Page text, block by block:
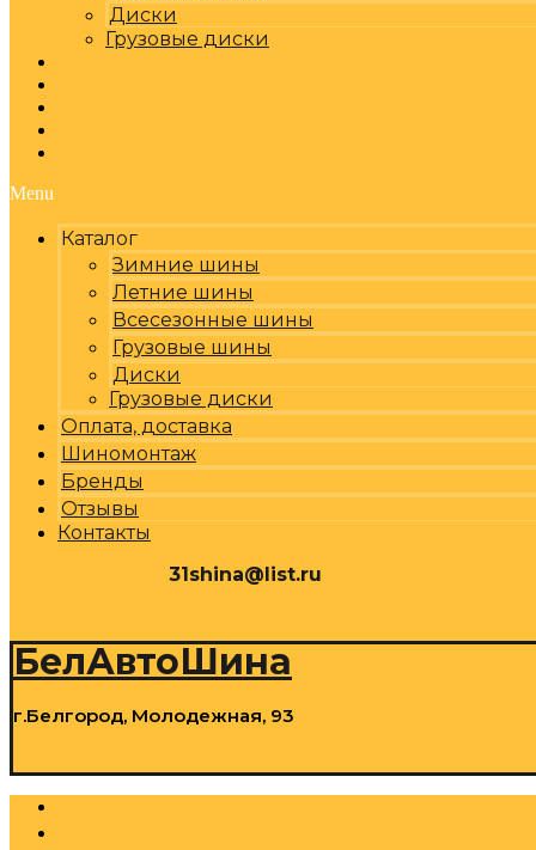
Диски
Грузовые диски
Menu
Каталог
Зимние шины
Летние шины
Всесезонные шины
Грузовые шины
Диски
Грузовые диски
Оплата, доставка
Шиномонтаж
Бренды
Отзывы
Контакты
31shina@list.ru
БелАвтоШина
г.Белгород, Молодежная, 93